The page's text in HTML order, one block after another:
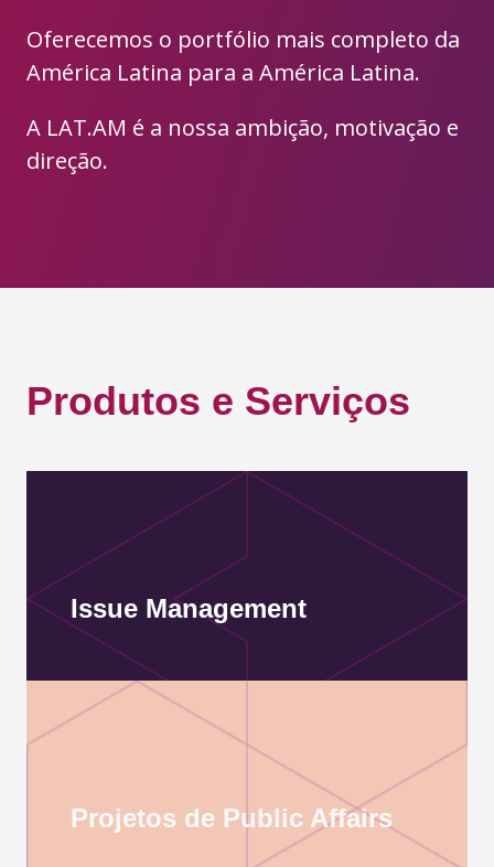
Oferecemos o portfólio mais completo da
América Latina para a América Latina.
A LAT.AM é a nossa ambição, motivação e
direção.
Produtos e Serviços
Issue Management
Projetos de Public Affairs